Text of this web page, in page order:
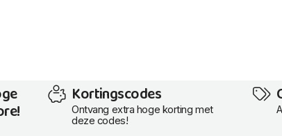
Kortingscodes
Ontvang extra hoge korting met
deze codes!